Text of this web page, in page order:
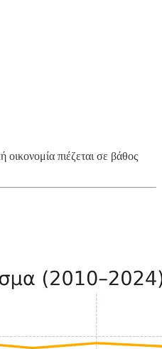
οικονομία πιέζεται σε βάθος